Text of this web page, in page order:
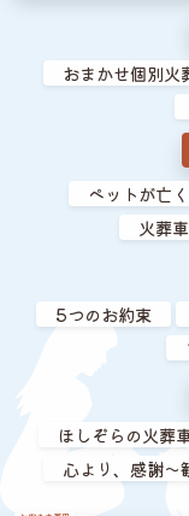
おまかせ個別火
ペットが亡
火葬
5つのお約束
ほしぞらの火葬
心より、感謝～